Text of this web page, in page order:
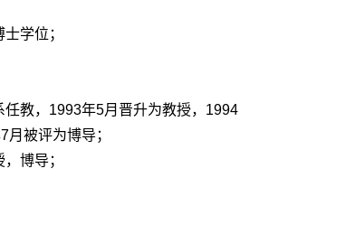
学位；
教，1993年5月晋升为教授，1994
被评为博导；
博导；